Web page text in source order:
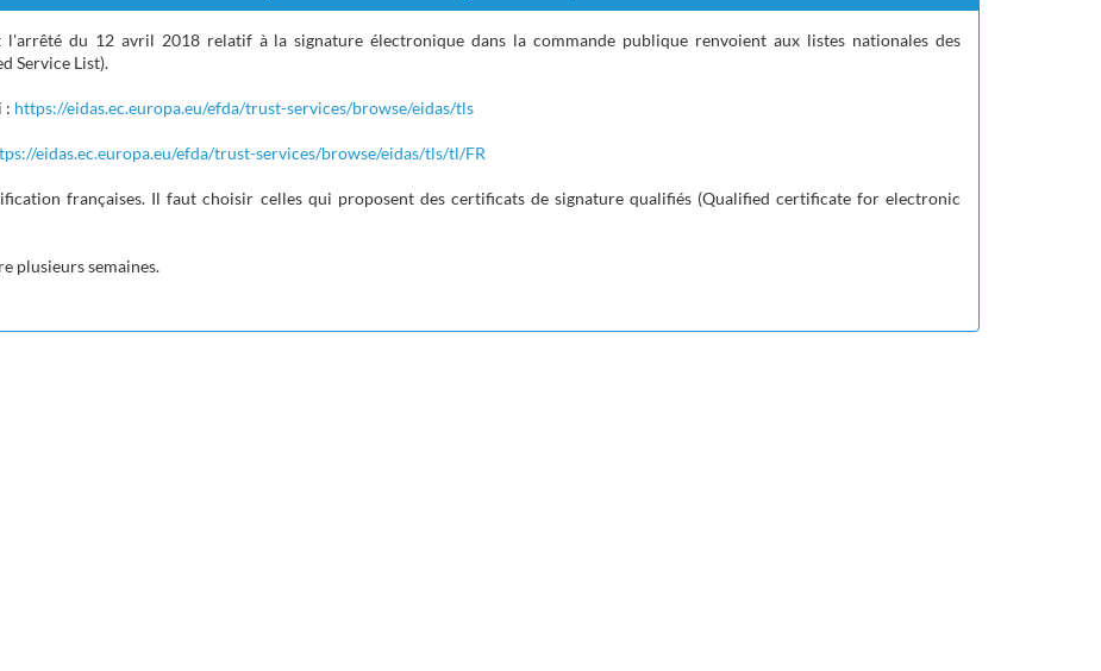
l'arrêté du 12 avril 2018 relatif à la signature électronique dans la commande publique renvoient aux listes nationales des
Service List).
: https://eidas.ec.europa.eu/efda/trust-services/browse/eidas/tls
eidas.ec.europa.eu/efda/trust-services/browse/eidas/tls/tl/FR
françaises. Il faut choisir celles qui proposent des certificats de signature qualifiés (Qualified certificate for electronic
plusieurs semaines.